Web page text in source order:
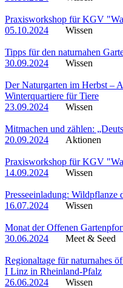
Praxisworkshop für KGV
05.10.2024
Wissen
Tipps für den naturnahen
30.09.2024
Wissen
Der Naturgarten im Herbst –
Winterquartiere für Tiere
23.09.2024
Wissen
Mitmachen und zählen:
20.09.2024
Aktionen
Praxisworkshop für KGV
14.09.2024
Wissen
Presseeinladung: Wildpflanze
16.07.2024
Wissen
Monat der Offenen
30.06.2024
Meet & Seed
Regionaltage für naturnahes
I Linz in Rheinland-Pfalz
26.06.2024
Wissen